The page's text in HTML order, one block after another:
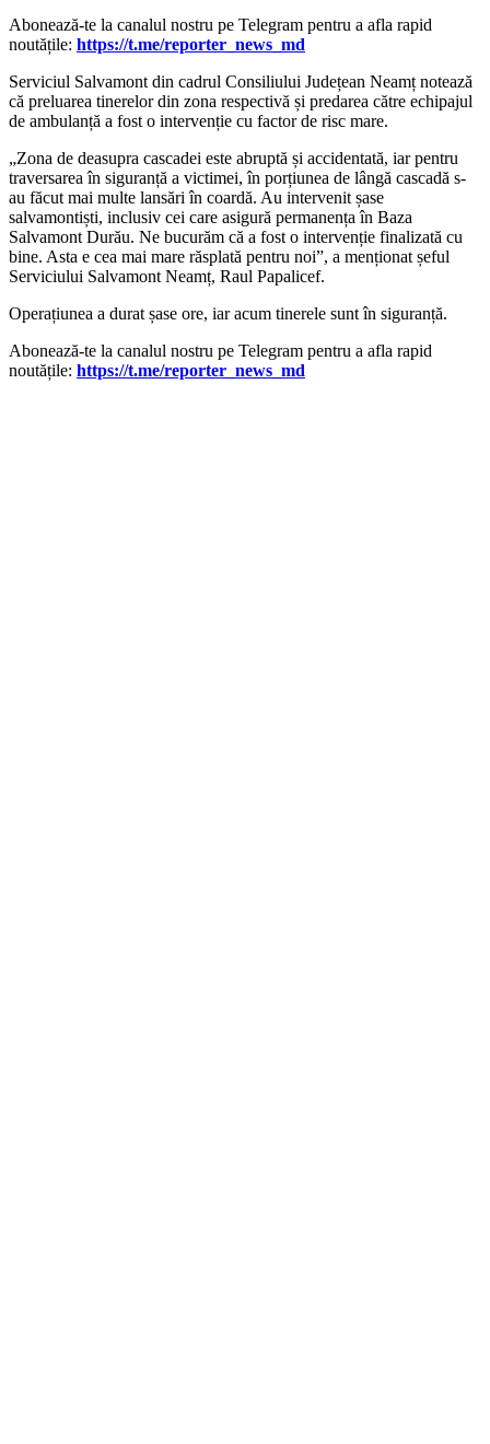
‍Abonează-te la canalul nostru pe Telegram pentru a afla rapid
noutățile: https://t.me/reporter_news_md
Serviciul Salvamont din cadrul Consiliului Județean Neamț notează
că preluarea tinerelor din zona respectivă și predarea către echipajul
de ambulanță a fost o intervenție cu factor de risc mare.
„Zona de deasupra cascadei este abruptă și accidentată, iar pentru
traversarea în siguranță a victimei, în porțiunea de lângă cascadă s-
au făcut mai multe lansări în coardă. Au intervenit șase
salvamontiști, inclusiv cei care asigură permanența în Baza
Salvamont Durău. Ne bucurăm că a fost o intervenție finalizată cu
bine. Asta e cea mai mare răsplată pentru noi”, a menționat șeful
Serviciului Salvamont Neamț, Raul Papalicef.
Operațiunea a durat șase ore, iar acum tinerele sunt în siguranță.
‍Abonează-te la canalul nostru pe Telegram pentru a afla rapid
noutățile: https://t.me/reporter_news_md